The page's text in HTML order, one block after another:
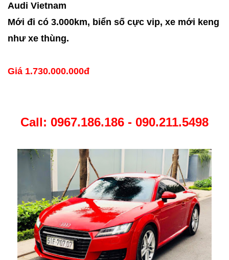
Audi Vietnam
Mới đi có 3.000km, biển số cực vip, xe mới keng
như xe thùng.
Giá 1.730.000.000đ
Call: 0967.186.186 - 090.211.5498